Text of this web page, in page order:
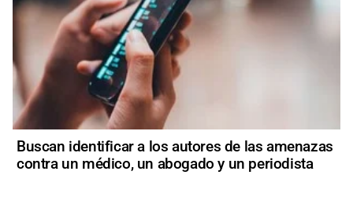
Buscan identificar a los autores de las amenazas
contra un médico, un abogado y un periodista